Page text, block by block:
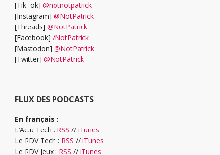
[TikTok] @notnotpatrick
[Instagram] @NotPatrick
[Threads] @NotPatrick
[Facebook] /NotPatrick
[Mastodon] @NotPatrick
[Twitter] @NotPatrick
FLUX DES PODCASTS
En français :
L’Actu Tech : RSS // iTunes
Le RDV Tech : RSS // iTunes
Le RDV Jeux : RSS // iTunes